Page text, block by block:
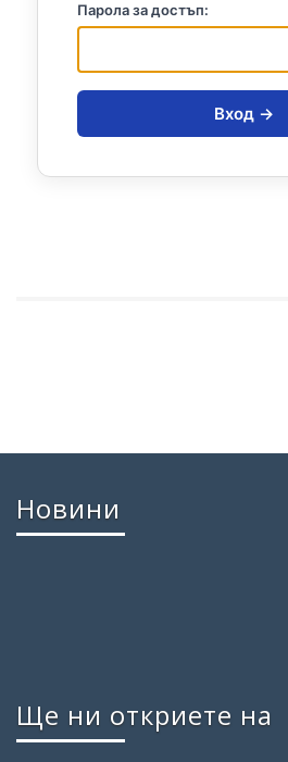
Парола за достъп:
Вход →
Новини
Ще ни откриете на